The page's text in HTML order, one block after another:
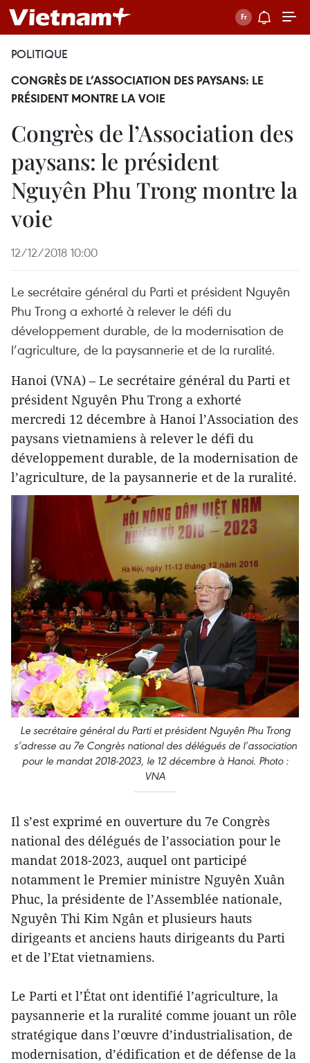
POLITIQUE
CONGRÈS DE L’ASSOCIATION DES PAYSANS: LE
PRÉSIDENT MONTRE LA VOIE
Congrès de l’Association des
paysans: le président
Nguyên Phu Trong montre la
voie
12/12/2018 10:00
Le secrétaire général du Parti et président Nguyên
Phu Trong a exhorté à relever le défi du
développement durable, de la modernisation de
l’agriculture, de la paysannerie et de la ruralité.
Hanoi (VNA) – Le secrétaire général du Parti et
président Nguyên Phu Trong a exhorté
mercredi 12 décembre à Hanoi l’Association des
paysans vietnamiens à relever le défi du
développement durable, de la modernisation de
l’agriculture, de la paysannerie et de la ruralité.
Le secrétaire général du Parti et président Nguyên Phu Trong
s’adresse au 7e Congrès national des délégués de l’association
pour le mandat 2018-2023, le 12 décembre à Hanoi. Photo :
VNA
Il s’est exprimé en ouverture du 7e Congrès
national des délégués de l’association pour le
mandat 2018-2023, auquel ont participé
notamment le Premier ministre Nguyên Xuân
Phuc, la présidente de l’Assemblée nationale,
Nguyên Thi Kim Ngân et plusieurs hauts
dirigeants et anciens hauts dirigeants du Parti
et de l’Etat vietnamiens.
Le Parti et l’État ont identifié l’agriculture, la
paysannerie et la ruralité comme jouant un rôle
stratégique dans l’œuvre d’industrialisation, de
modernisation, d’édification et de défense de la